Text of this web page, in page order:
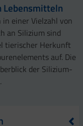
Lebensmitteln
einer Vielzahl von
an Silizium sind
tierischer Herkunft
auf. Die
der Silizium-